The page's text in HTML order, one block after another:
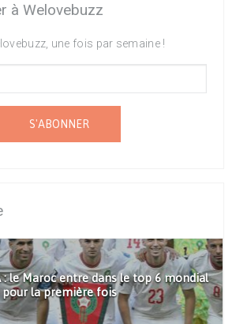
à Welovebuzz
une fois par semaine !
S'ABONNER
: le Maroc entre dans le top 6 mondial
pour la première fois